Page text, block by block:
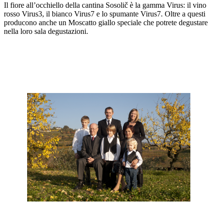
Il fiore all’occhiello della cantina Sosolič è la gamma Virus: il vino
rosso Virus3, il bianco Virus7 e lo spumante Virus7. Oltre a questi
producono anche un Moscatto giallo speciale che potrete degustare
nella loro sala degustazioni.